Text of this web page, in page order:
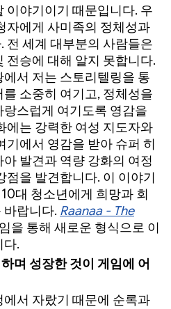
이야기이기 때문입니다. 우
자에게 사미족의 정체성과
전 세계 대부분의 사람들은
전승에 대해 알지 못합니다.
서 저는 스토리텔링을 통
소중히 여기고, 정체성을
스럽게 여기도록 영감을
에는 강력한 여성 지도자와
기에서 영감을 받아 슈퍼 히
발견과 역량 강화의 여정
점을 발견합니다. 이 이야기
대 청소년에게 희망과 회
바랍니다. Raanaa - The
을 통해 새로운 형식으로 이
다.
며 성장한 것이 게임에 어
서 자랐기 때문에 순록과